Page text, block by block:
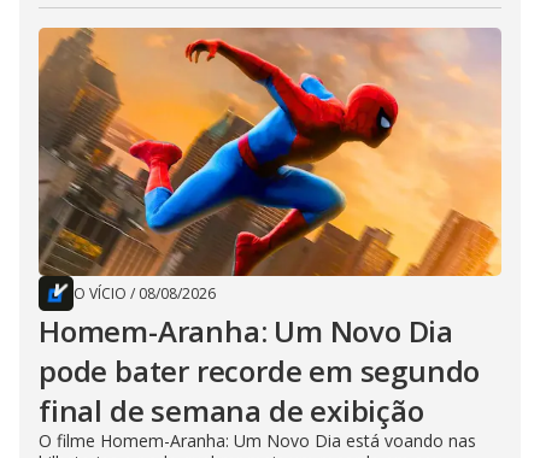
O VÍCIO / 08/08/2026
Homem-Aranha: Um Novo Dia
pode bater recorde em segundo
final de semana de exibição
O filme Homem-Aranha: Um Novo Dia está voando nas